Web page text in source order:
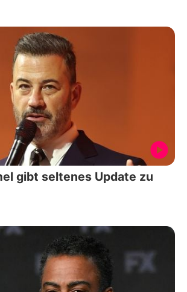
gibt seltenes Update zu